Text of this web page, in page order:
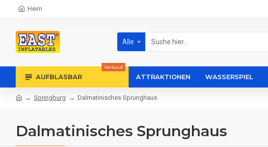
Heim
Alle
AUFBLASBAR
Verkauf
ATTRAKTIONEN WASSERSPIEL
Springburg Dalmatinisches Sprunghaus
Dalmatinisches Sprunghaus